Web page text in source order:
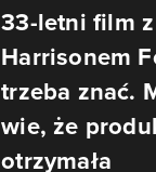
33-letni film z
Harrisonem
trzeba znać.
wie, że
otrzymała